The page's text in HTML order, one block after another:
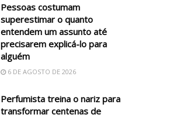
Pessoas costumam
superestimar o quanto
entendem um assunto até
precisarem explicá-lo para
alguém
6 DE AGOSTO DE 2026
Perfumista treina o nariz para
transformar centenas de